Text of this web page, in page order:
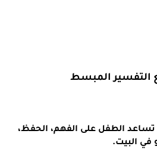
التفسير المبسط
الطفل على الفهم، الحفظ،
في البيت.